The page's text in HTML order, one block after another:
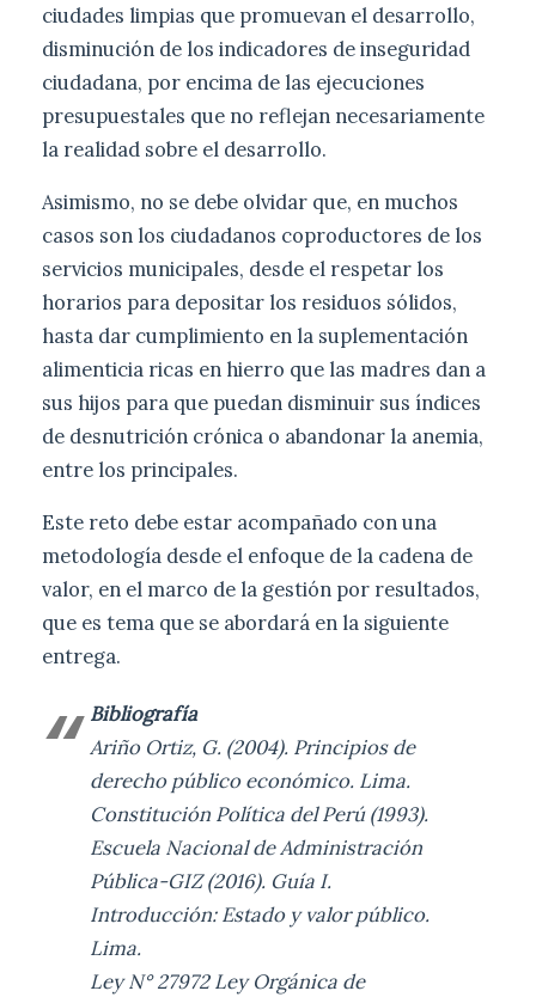
ciudades limpias que promuevan el desarrollo,
disminución de los indicadores de inseguridad
ciudadana, por encima de las ejecuciones
presupuestales que no reflejan necesariamente
la realidad sobre el desarrollo.
Asimismo, no se debe olvidar que, en muchos
casos son los ciudadanos coproductores de los
servicios municipales, desde el respetar los
horarios para depositar los residuos sólidos,
hasta dar cumplimiento en la suplementación
alimenticia ricas en hierro que las madres dan a
sus hijos para que puedan disminuir sus índices
de desnutrición crónica o abandonar la anemia,
entre los principales.
Este reto debe estar acompañado con una
metodología desde el enfoque de la cadena de
valor, en el marco de la gestión por resultados,
que es tema que se abordará en la siguiente
entrega.
Bibliografía
Ariño Ortiz, G. (2004). Principios de
derecho público económico. Lima.
Constitución Política del Perú (1993).
Escuela Nacional de Administración
Pública-GIZ (2016). Guía I.
Introducción: Estado y valor público.
Lima.
Ley N° 27972 Ley Orgánica de